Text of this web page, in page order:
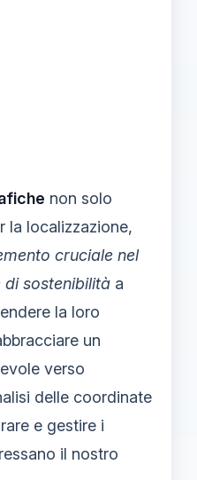
non solo
la localizzazione,
cruciale nel
sostenibilità a
la loro
un
verso
delle coordinate
e gestire i
il nostro